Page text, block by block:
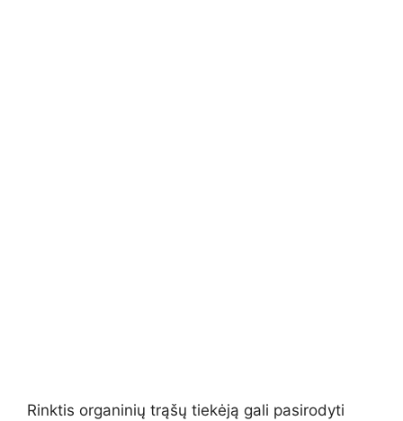
Rinktis organinių trąšų tiekėją gali pasirodyti